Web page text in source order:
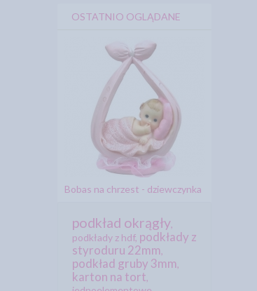
OSTATNIO OGLĄDANE
Bobas na chrzest - dziewczynka
podkład okrągły,
podkłady z hdf, podkłady z
styroduru 22mm,
podkład gruby 3mm,
karton na tort,